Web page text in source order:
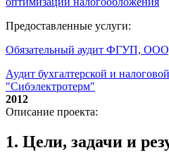
Предоставленные услуги:
Обязательный аудит ФГУП,
Аудит бухгалтерской и
"Сибэлектротерм"
2012
Описание проекта:
1. Цели, задачи и